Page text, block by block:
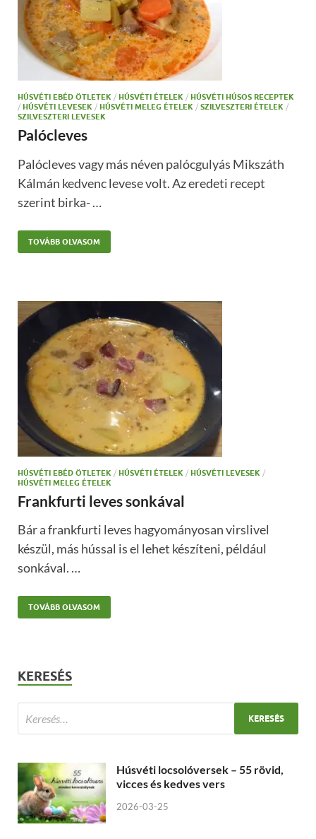
HÚSVÉTI EBÉD ÖTLETEK / HÚSVÉTI ÉTELEK / HÚSVÉTI HÚSOS RECEPTEK
/ HÚSVÉTI LEVESEK / HÚSVÉTI MELEG ÉTELEK / SZILVESZTERI ÉTELEK /
SZILVESZTERI LEVESEK
Palócleves
Palócleves vagy más néven palócgulyás Mikszáth
Kálmán kedvenc levese volt. Az eredeti recept
szerint birka- …
TOVÁBB OLVASOM
HÚSVÉTI EBÉD ÖTLETEK / HÚSVÉTI ÉTELEK / HÚSVÉTI LEVESEK /
HÚSVÉTI MELEG ÉTELEK
Frankfurti leves sonkával
Bár a frankfurti leves hagyományosan virslivel
készül, más hússal is el lehet készíteni, például
sonkával. …
TOVÁBB OLVASOM
KERESÉS
Húsvéti locsolóversek – 55 rövid,
vicces és kedves vers
2026-03-25